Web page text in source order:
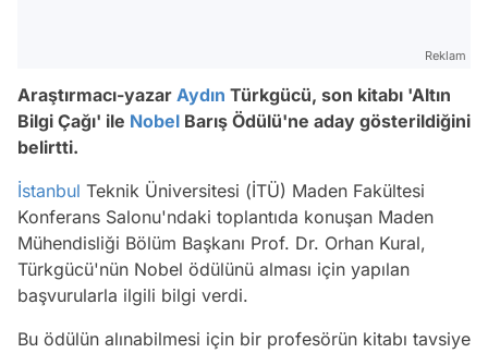
Reklam
Araştırmacı-yazar Aydın Türkgücü, son kitabı 'Altın
Bilgi Çağı' ile Nobel Barış Ödülü'ne aday gösterildiğini
belirtti.
İstanbul Teknik Üniversitesi (İTÜ) Maden Fakültesi
Konferans Salonu'ndaki toplantıda konuşan Maden
Mühendisliği Bölüm Başkanı Prof. Dr. Orhan Kural,
Türkgücü'nün Nobel ödülünü alması için yapılan
başvurularla ilgili bilgi verdi.
Bu ödülün alınabilmesi için bir profesörün kitabı tavsiye